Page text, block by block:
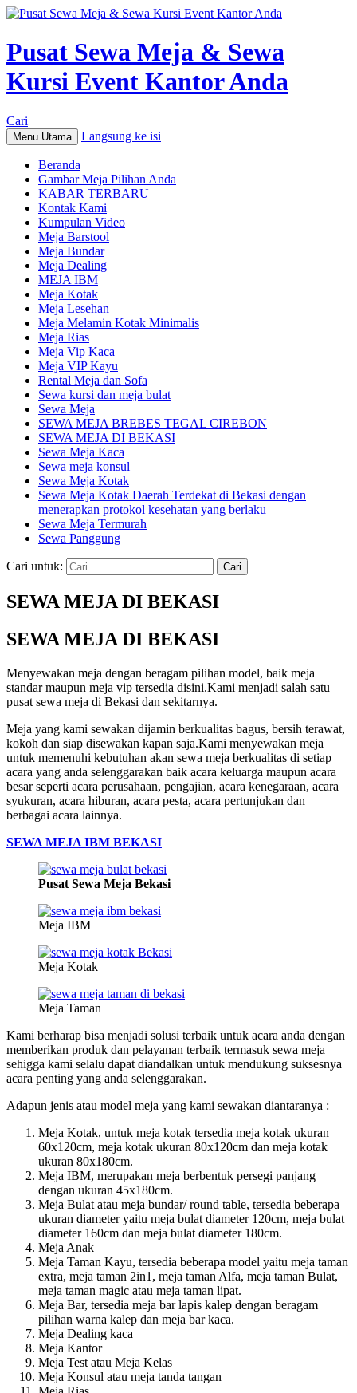
Pusat Sewa Meja & Sewa
Kursi Event Kantor Anda
Cari
Menu Utama Langsung ke isi
Beranda
Gambar Meja Pilihan Anda
KABAR TERBARU
Kontak Kami
Kumpulan Video
Meja Barstool
Meja Bundar
Meja Dealing
MEJA IBM
Meja Kotak
Meja Lesehan
Meja Melamin Kotak Minimalis
Meja Rias
Meja Vip Kaca
Meja VIP Kayu
Rental Meja dan Sofa
Sewa kursi dan meja bulat
Sewa Meja
SEWA MEJA BREBES TEGAL CIREBON
SEWA MEJA DI BEKASI
Sewa Meja Kaca
Sewa meja konsul
Sewa Meja Kotak
Sewa Meja Kotak Daerah Terdekat di Bekasi dengan
menerapkan protokol kesehatan yang berlaku
Sewa Meja Termurah
Sewa Panggung
Cari untuk:
SEWA MEJA DI BEKASI
SEWA MEJA DI BEKASI
Menyewakan meja dengan beragam pilihan model, baik meja
standar maupun meja vip tersedia disini.Kami menjadi salah satu
pusat sewa meja di Bekasi dan sekitarnya.
Meja yang kami sewakan dijamin berkualitas bagus, bersih terawat,
kokoh dan siap disewakan kapan saja.Kami menyewakan meja
untuk memenuhi kebutuhan akan sewa meja berkualitas di setiap
acara yang anda selenggarakan baik acara keluarga maupun acara
besar seperti acara perusahaan, pengajian, acara kenegaraan, acara
syukuran, acara hiburan, acara pesta, acara pertunjukan dan
berbagai acara lainnya.
SEWA MEJA IBM BEKASI
Pusat Sewa Meja Bekasi
Meja IBM
Meja Kotak
Meja Taman
Kami berharap bisa menjadi solusi terbaik untuk acara anda dengan
memberikan produk dan pelayanan terbaik termasuk sewa meja
sehigga kami selalu dapat diandalkan untuk mendukung suksesnya
acara penting yang anda selenggarakan.
Adapun jenis atau model meja yang kami sewakan diantaranya :
Meja Kotak, untuk meja kotak tersedia meja kotak ukuran
60x120cm, meja kotak ukuran 80x120cm dan meja kotak
ukuran 80x180cm.
Meja IBM, merupakan meja berbentuk persegi panjang
dengan ukuran 45x180cm.
Meja Bulat atau meja bundar/ round table, tersedia beberapa
ukuran diameter yaitu meja bulat diameter 120cm, meja bulat
diameter 160cm dan meja bulat diameter 180cm.
Meja Anak
Meja Taman Kayu, tersedia beberapa model yaitu meja taman
extra, meja taman 2in1, meja taman Alfa, meja taman Bulat,
meja taman magic atau meja taman lipat.
Meja Bar, tersedia meja bar lapis kalep dengan beragam
pilihan warna kalep dan meja bar kaca.
Meja Dealing kaca
Meja Kantor
Meja Test atau Meja Kelas
Meja Konsul atau meja tanda tangan